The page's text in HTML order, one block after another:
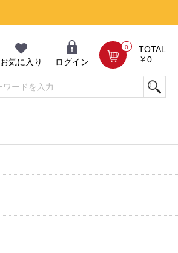
お気に入り ログイン
0
TOTAL
￥0